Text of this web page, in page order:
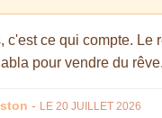
c'est ce qui compte. Le
pour vendre du
- LE 20 JUILLET 2026